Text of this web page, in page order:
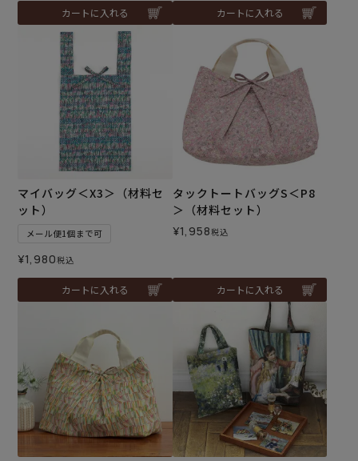
カートに入れる カートに入れる
マイバッグ＜X3＞（材料セ
ット）
メール便1個まで可
¥1,980税込
カートに入れる
タックトートバッグS＜P8
＞（材料セット）
¥1,958税込
カートに入れる